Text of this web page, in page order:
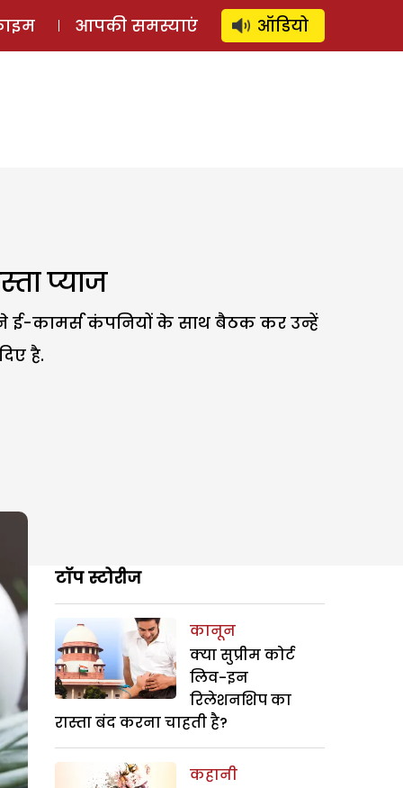
लॉग इन ⚲ SUBSCRIBE
आपकी समस्याएं ऑडियो
प्याज
ने ई-कामर्स कंपनियों के साथ बैठक कर उन्हें
है.
टॉप स्टोरीज
कानून
क्या सुप्रीम कोर्ट
लिव-इन
रिलेशनशिप का
रास्ता बंद करना चाहती है?
कहानी